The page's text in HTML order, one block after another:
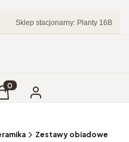
Sklep stacjonarny: Planty 16B
w koszyku: 0.
Zaloguj się
Zestawy obiadowe i